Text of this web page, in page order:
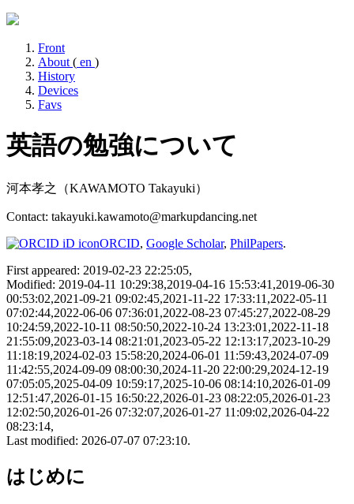
Front
About ( en )
History
Devices
Favs
英語の勉強について
河本孝之（KAWAMOTO Takayuki）
Contact: takayuki.kawamoto@markupdancing.net
ORCID, Google Scholar, PhilPapers.
First appeared: 2019-02-23 22:25:05,
Modified: 2019-04-11 10:29:38,2019-04-16 15:53:41,2019-06-30
00:53:02,2021-09-21 09:02:45,2021-11-22 17:33:11,2022-05-11
07:02:44,2022-06-06 07:36:01,2022-08-23 07:45:27,2022-08-29
10:24:59,2022-10-11 08:50:50,2022-10-24 13:23:01,2022-11-18
21:55:09,2023-03-14 08:21:01,2023-05-22 12:13:17,2023-10-29
11:18:19,2024-02-03 15:58:20,2024-06-01 11:59:43,2024-07-09
11:42:55,2024-09-09 08:00:30,2024-11-20 22:00:29,2024-12-19
07:05:05,2025-04-09 10:59:17,2025-10-06 08:14:10,2026-01-09
12:51:47,2026-01-15 16:50:22,2026-01-23 08:22:05,2026-01-23
12:02:50,2026-01-26 07:32:07,2026-01-27 11:09:02,2026-04-22
08:23:14,
Last modified: 2026-07-07 07:23:10.
はじめに